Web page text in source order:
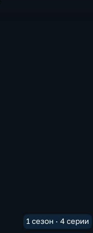
1 сезон · 4 серии